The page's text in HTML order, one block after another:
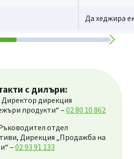
Да хеджира
с дилъри:
дирекция
продукти“ – 02 80 10 862
отдел
Дирекция „Продажба на
– 02 93 91 133